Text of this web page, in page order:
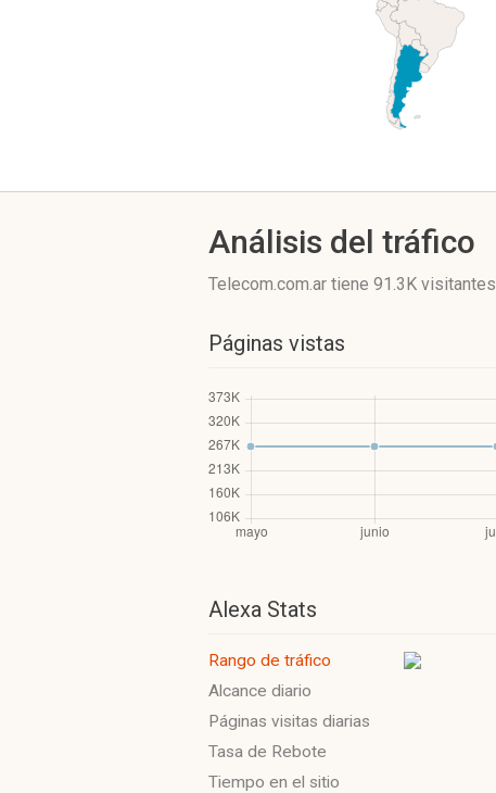
Análisis del tráfico
Telecom.com.ar tiene 91.3K visitantes
Páginas vistas
Alexa Stats
Rango de tráfico
Alcance diario
Páginas visitas diarias
Tasa de Rebote
Tiempo en el sitio